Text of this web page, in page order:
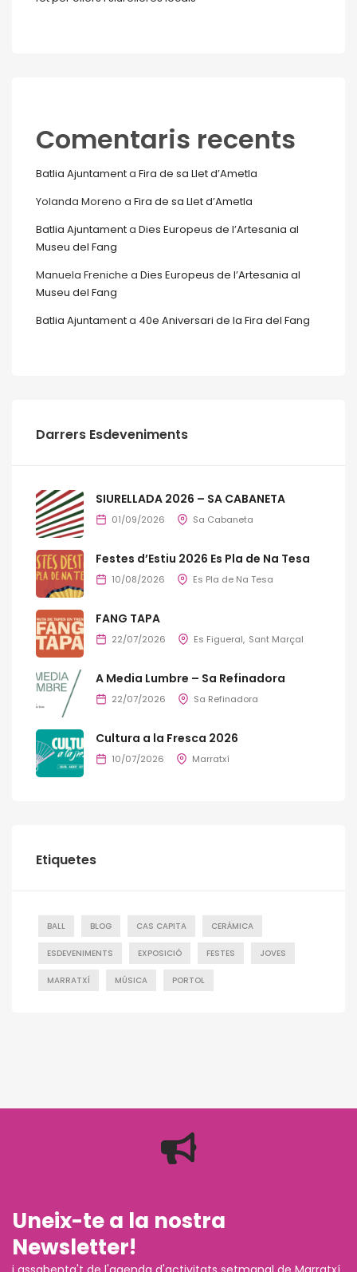
Comentaris recents
Batlia Ajuntamenta Fira de sa Llet d’Ametla
Yolanda Moreno a Fira de sa Llet d’Ametla
Batlia Ajuntamenta Dies Europeus de l’Artesania al
Museu del Fang
Manuela Freniche a Dies Europeus de l’Artesania al
Museu del Fang
Batlia Ajuntamenta 40e Aniversari de la Fira del Fang
Darrers Esdeveniments
SIURELLADA 2026 – SA CABANETA
01/09/2026 Sa Cabaneta
Festes d’Estiu 2026 Es Pla de Na Tesa
10/08/2026 Es Pla de Na Tesa
FANG TAPA
22/07/2026 Es Figueral Sant Marçal
A Media Lumbre – Sa Refinadora
22/07/2026 Sa Refinadora
Cultura a la Fresca 2026
10/07/2026 Marratxí
Etiquetes
BALL BLOG CAS CAPITA CERÁMICA
ESDEVENIMENTS EXPOSICIÓ FESTES JOVES
MARRATXÍ MÚSICA PORTOL
Uneix-te a la nostra
Newsletter!